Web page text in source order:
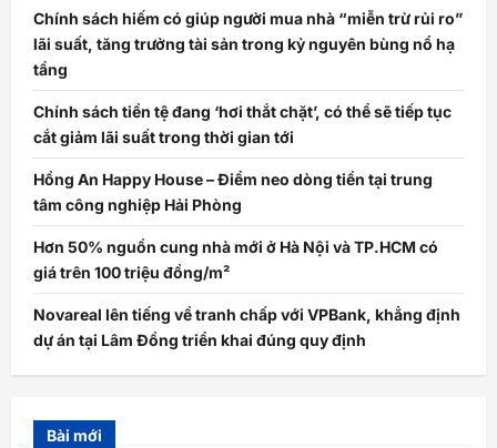
Chính sách hiếm có giúp người mua nhà “miễn trừ rủi ro”
lãi suất, tăng trưởng tài sản trong kỷ nguyên bùng nổ hạ
tầng
Chính sách tiền tệ đang ‘hơi thắt chặt’, có thể sẽ tiếp tục
cắt giảm lãi suất trong thời gian tới
Hồng An Happy House – Điểm neo dòng tiền tại trung
tâm công nghiệp Hải Phòng
Hơn 50% nguồn cung nhà mới ở Hà Nội và TP.HCM có
giá trên 100 triệu đồng/m²
Novareal lên tiếng về tranh chấp với VPBank, khẳng định
dự án tại Lâm Đồng triển khai đúng quy định
Bài mới